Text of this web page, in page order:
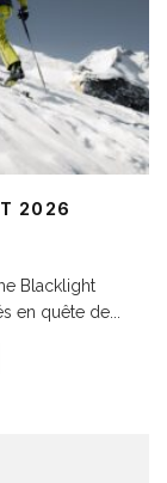
2026
Blacklight
en quête de